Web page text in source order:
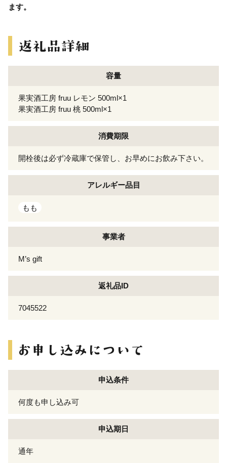
ます。
容量
果実酒工房 fruu レモン 500ml×1
果実酒工房 fruu 桃 500ml×1
消費期限
開栓後は必ず冷蔵庫で保管し、お早めにお飲み下さい。
アレルギー品目
もも
事業者
M’s gift
返礼品ID
7045522
申込条件
何度も申し込み可
申込期日
通年